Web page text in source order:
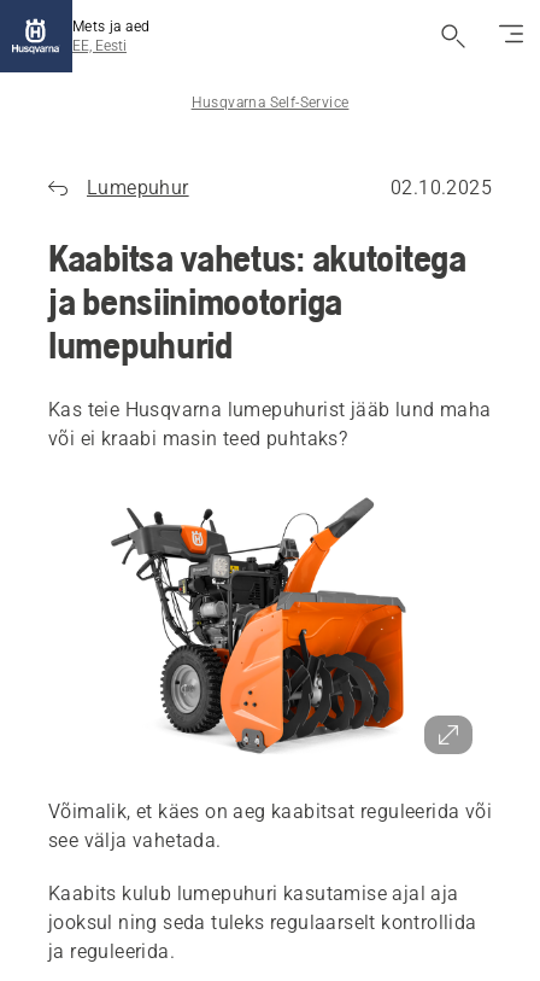
Mets ja aed
EE, Eesti
Husqvarna Self-Service
Lumepuhur 02.10.2025
Kaabitsa vahetus: akutoitega
ja bensiinimootoriga
lumepuhurid
Kas teie Husqvarna lumepuhurist jääb lund maha
või ei kraabi masin teed puhtaks?
Võimalik, et käes on aeg kaabitsat reguleerida või
see välja vahetada.
Kaabits kulub lumepuhuri kasutamise ajal aja
jooksul ning seda tuleks regulaarselt kontrollida
ja reguleerida.